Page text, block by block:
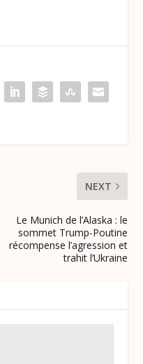
NEXT
Le Munich de l’Alaska : le
sommet Trump-Poutine
récompense l’agression et
trahit l’Ukraine